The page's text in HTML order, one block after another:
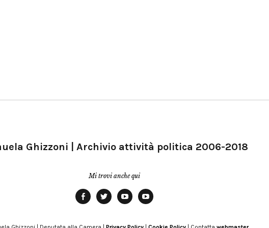
Ghizzoni | Archivio attività politica 2006-2018
Mi trovi anche qui
Modena